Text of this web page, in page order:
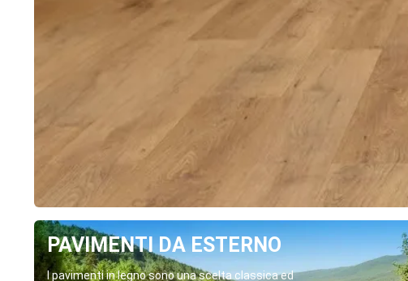
PAVIMENTI DA ESTERNO
I pavimenti in legno sono una scelta classica ed